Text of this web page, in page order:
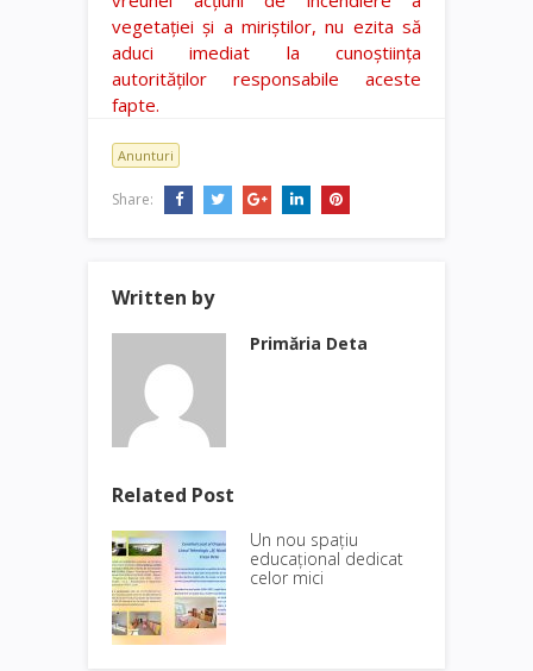
vegetaţiei şi a miriştilor, nu ezita să
aduci imediat la cunoştiinţa
autorităţilor responsabile aceste
fapte.
Anunturi
Share:
Written by
Primăria Deta
Related Post
Un nou spațiu
educațional dedicat
celor mici